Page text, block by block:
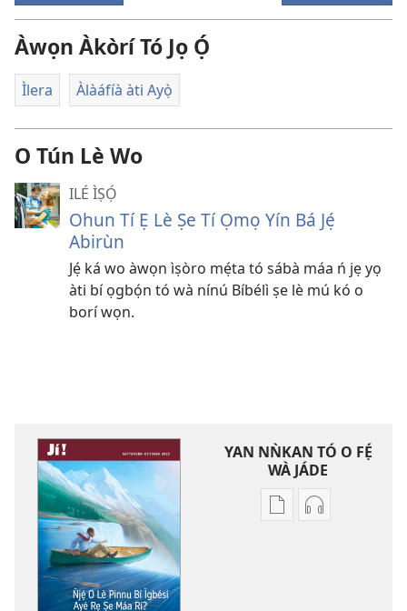
Àwọn Àkòrí Tó Jọ Ọ́
Ìlera Àlàáfíà àti Ayọ̀
O Tún Lè Wo
ILÉ ÌṢỌ́
Ohun Tí Ẹ Lè Ṣe Tí Ọmọ Yín Bá Jẹ́
Abirùn
Jẹ́ ká wo àwọn ìṣòro mẹ́ta tó sábà máa ń jẹ yọ
àti bí ọgbọ́n tó wà nínú Bíbélì ṣe lè mú kó o
borí wọn.
YAN NǸKAN TÓ O FẸ́
WÀ JÁDE
Bó
Bó